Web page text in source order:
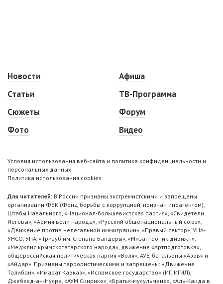
Новости
Статьи
Сюжеты
Фото
Афиша
ТВ-Программа
Форум
Видео
Условия использования веб-сайта и политика конфиденциальности и
персональных данных
Политика использования cookies
Для читателей: В России признаны экстремистскими и запрещены
организации ФБК (Фонд борьбы с коррупцией, признан иноагентом),
Штабы Навального, «Национал-большевистская партия», «Свидетели
Иеговы», «Армия воли народа», «Русский общенациональный союз»,
«Движение против нелегальной иммиграции», «Правый сектор», УНА-
УНСО, УПА, «Тризуб им. Степана Бандеры», «Мизантропик дивижн»,
«Меджлис крымскотатарского народа», движение «Артподготовка»,
общероссийская политическая партия «Воля», АУЕ, батальоны «Азов» и
«Айдар». Признаны террористическими и запрещены: «Движение
Талибан», «Имарат Кавказ», «Исламское государство» (ИГ, ИГИЛ),
Джебхад-ан-Нусра, «АУМ Синрике», «Братья-мусульмане», «Аль-Каида в